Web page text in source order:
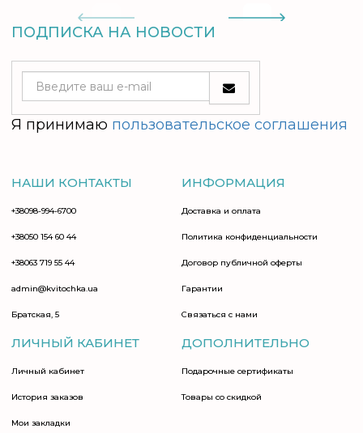
ПОДПИСКА НА НОВОСТИ
Я принимаю пользовательское соглашения
НАШИ КОНТАКТЫ
+38098-994-6700
+38050 154 60 44
+38063 719 55 44
admin@kvitochka.ua
Братская, 5
ИНФОРМАЦИЯ
Доставка и оплата
Политика конфиденциальности
Договор публичной оферты
Гарантии
Связаться с нами
ЛИЧНЫЙ КАБИНЕТ
Личный кабинет
История заказов
Мои закладки
ДОПОЛНИТЕЛЬНО
Подарочные сертификаты
Товары со скидкой